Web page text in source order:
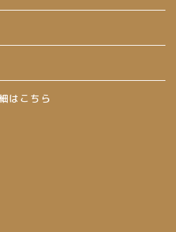
はこちら